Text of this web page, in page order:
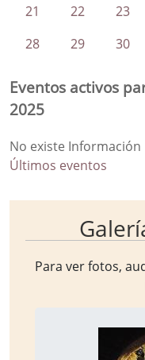
21 22 23
28
29 30
Eventos activos
2025
No existe Información
Últimos eventos
Para ver fotos,